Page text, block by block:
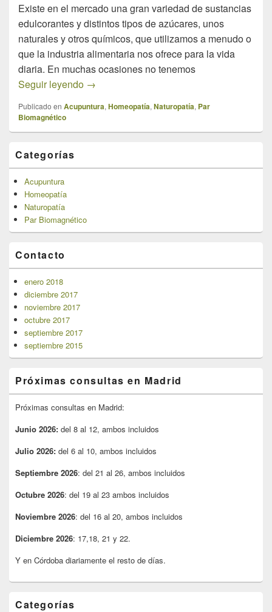
Existe en el mercado una gran variedad de sustancias
edulcorantes y distintos tipos de azúcares, unos
naturales y otros químicos, que utilizamos a menudo o
que la industria alimentaria nos ofrece para la vida
diaria. En muchas ocasiones no tenemos
Seguir leyendo AZÚCARES NATURALES Y QUÍMICOS
→
Publicado en Acupuntura, Homeopatía, Naturopatía, Par
Biomagnético
área
de
widget
barra
lateral
primaria
Categorías
Acupuntura
Homeopatía
Naturopatía
Par Biomagnético
Contacto
enero 2018
diciembre 2017
noviembre 2017
octubre 2017
septiembre 2017
septiembre 2015
Próximas consultas en Madrid
Próximas consultas en Madrid:
Junio 2026: del 8 al 12, ambos incluidos
Julio 2026: del 6 al 10, ambos incluidos
Septiembre 2026: del 21 al 26, ambos incluidos
Octubre 2026: del 19 al 23 ambos incluidos
Noviembre 2026: del 16 al 20, ambos incluidos
Diciembre 2026: 17,18, 21 y 22.
Y en Córdoba diariamente el resto de días.
Categorías